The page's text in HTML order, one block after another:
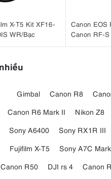
X-T5 Kit XF16-
WR/Bạc
Canon EOS
Canon RF-
Gimbal Canon R8
Canon R6 Mark II Nikon Z8
Sony A6400 Sony RX1R III
Fujifilm X-T5 Sony A7C
Canon R50 DJI rs 4
Canon